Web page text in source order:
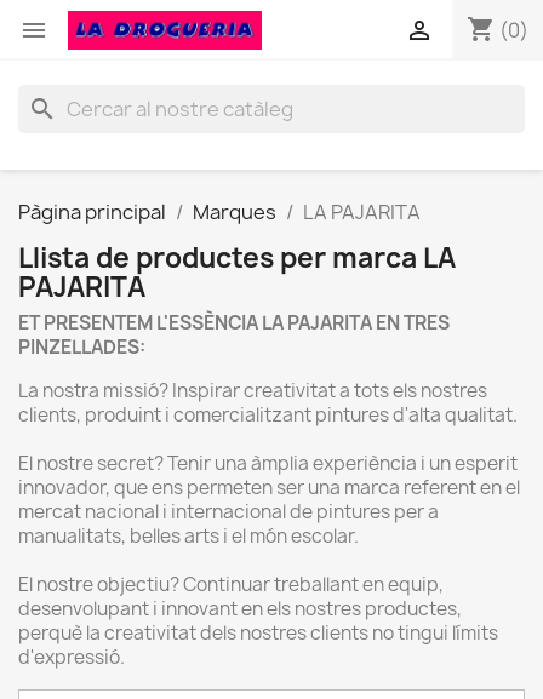
 shopping_cart (0)

search
Pàgina principal Marques LA PAJARITA
Llista de productes per marca LA
PAJARITA
ET PRESENTEM L'ESSÈNCIA LA PAJARITA EN TRES
PINZELLADES:
La nostra missió? Inspirar creativitat a tots els nostres
clients, produint i comercialitzant pintures d'alta qualitat.
El nostre secret? Tenir una àmplia experiència i un esperit
innovador, que ens permeten ser una marca referent en el
mercat nacional i internacional de pintures per a
manualitats, belles arts i el món escolar.
El nostre objectiu? Continuar treballant en equip,
desenvolupant i innovant en els nostres productes,
perquè la creativitat dels nostres clients no tingui límits
d'expressió.